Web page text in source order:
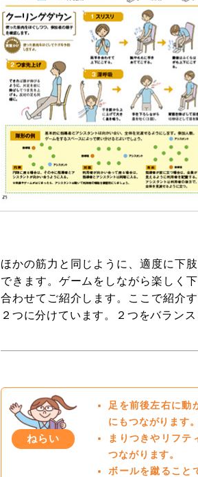
ほかの筋力と同じように、適度に下
できます。ゲームをしながら楽しく
合わせてご紹介します。ここで紹介
２つに分けています。２つをバラン
ねらい
足を前後左右に動
にもつながります
まりつきやリフテ
つながります。
ボールを蹴ること